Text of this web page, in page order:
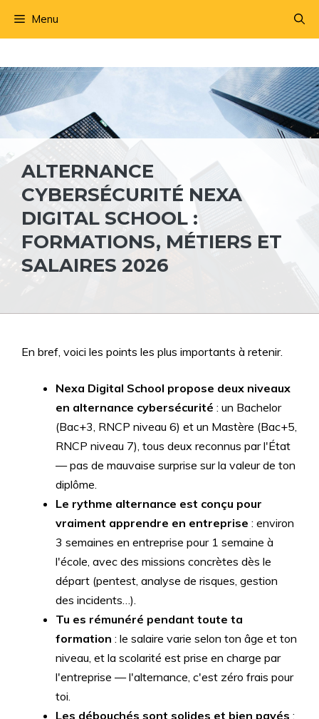
Menu
ALTERNANCE
CYBERSÉCURITÉ NEXA
DIGITAL SCHOOL :
FORMATIONS, MÉTIERS ET
SALAIRES 2026
En bref, voici les points les plus importants à retenir.
Nexa Digital School propose deux niveaux
en alternance cybersécurité : un Bachelor
(Bac+3, RNCP niveau 6) et un Mastère (Bac+5,
RNCP niveau 7), tous deux reconnus par l'État
— pas de mauvaise surprise sur la valeur de ton
diplôme.
Le rythme alternance est conçu pour
vraiment apprendre en entreprise : environ
3 semaines en entreprise pour 1 semaine à
l'école, avec des missions concrètes dès le
départ (pentest, analyse de risques, gestion
des incidents…).
Tu es rémunéré pendant toute ta
formation : le salaire varie selon ton âge et ton
niveau, et la scolarité est prise en charge par
l'entreprise — l'alternance, c'est zéro frais pour
toi.
Les débouchés sont solides et bien payés :